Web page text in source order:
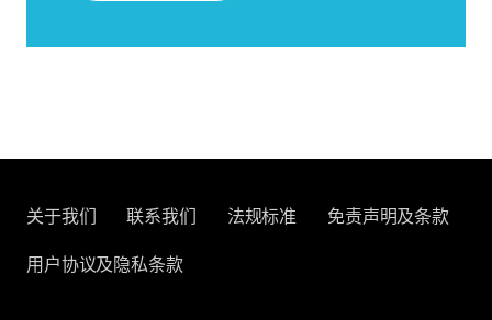
关于我们 联系我们 法规标准 免责声明及条款
用户协议及隐私条款